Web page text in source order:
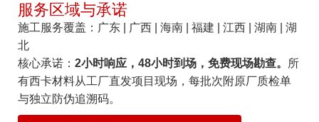
服务区域与承诺
施工服务覆盖：广东 | 广西 | 海南 | 福建 | 江西 | 湖南 | 湖
北
核心承诺： 2小时响应，48小时到场，免费现场勘查。
所
有西卡材料从工厂直发项目现场，每批次附原厂质检单
与独立防伪追溯码。